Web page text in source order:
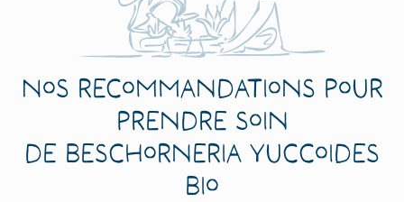
Nos recommandations pour
prendre soin
de Beschorneria yuccoides
Bio